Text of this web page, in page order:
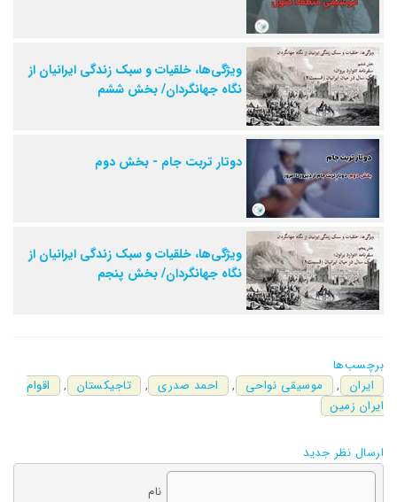
ویژگی‌ها، خلقیات و سبک زندگی ایرانیان از
نگاه جهانگردان/ بخش ششم
دوتار تربت جام - بخش دوم
ویژگی‌ها، خلقیات و سبک زندگی ایرانیان از
نگاه جهانگردان/ بخش پنجم
برچسب‌ها
ایران
, موسیقی نواحی , احمد صدری , تاجیکستان ,
اقوام
ایران زمین
ارسال نظر جدید
نام